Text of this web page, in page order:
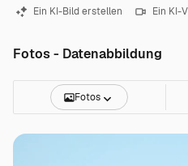
Ein KI-Bild erstellen Ein KI-
Fotos - Datenabbildung
Fotos